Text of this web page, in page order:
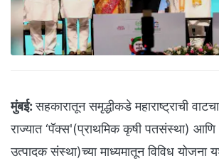
मुंबई: सहकारातून समृद्धीकडे महाराष्ट्राची
राज्यात ‘पॅक्स'(प्राथमिक कृषी पतसंस्था)
उत्पादक संस्था)च्या माध्यमातून विविध योजना